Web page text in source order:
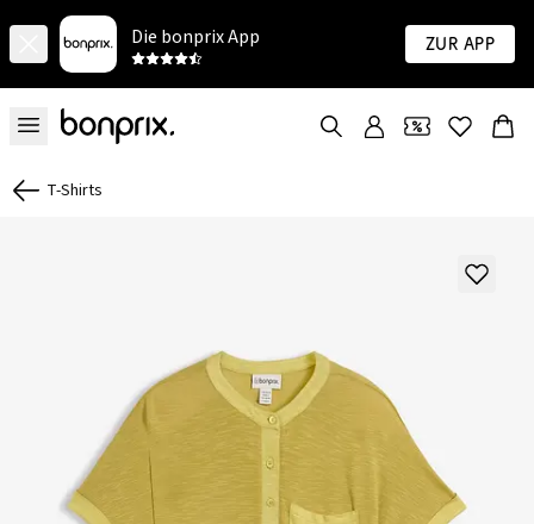
Die bonprix App Zur App
T-Shirts